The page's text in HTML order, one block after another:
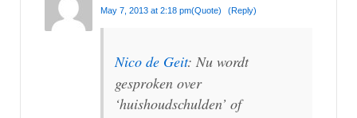
May 7, 2013 at 2:18 pm(Quote) (Reply)
Nico de Geit: Nu wordt
gesproken over
‘huishoudschulden’ of